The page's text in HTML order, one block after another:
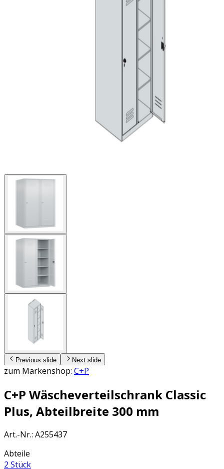
Previous slide Next slide
zum Markenshop: C+P
C+P Wäscheverteilschrank Classic
Plus, Abteilbreite 300 mm
Art.-Nr.: A255437
Abteile
2 Stück